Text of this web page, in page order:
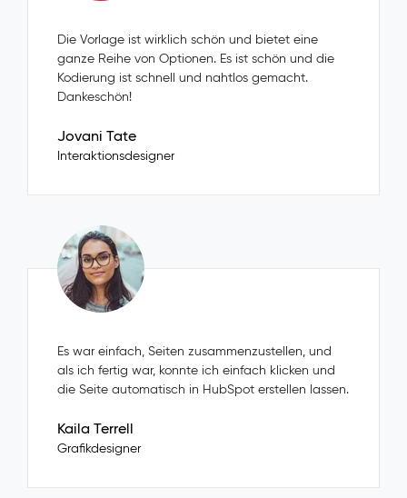
Die Vorlage ist wirklich schön und bietet eine
ganze Reihe von Optionen. Es ist schön und die
Kodierung ist schnell und nahtlos gemacht.
Dankeschön!
Jovani Tate
Interaktionsdesigner
Es war einfach, Seiten zusammenzustellen, und
als ich fertig war, konnte ich einfach klicken und
die Seite automatisch in HubSpot erstellen lassen.
Kaila Terrell
Grafikdesigner